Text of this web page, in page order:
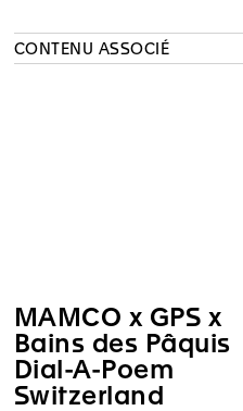
CONTENU ASSOCIÉ
MAMCO x GPS x
Bains des Pâquis
Dial-A-Poem
Switzerland